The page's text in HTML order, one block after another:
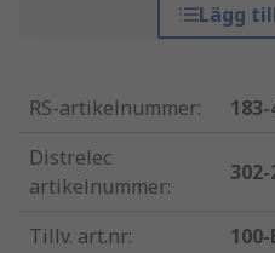
Lägg
RS-artikelnummer:
Distrelec
artikelnummer:
302-
Tillv. art.nr:
100-